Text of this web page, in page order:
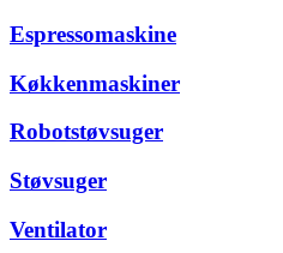
Espressomaskine
Køkkenmaskiner
Robotstøvsuger
Støvsuger
Ventilator